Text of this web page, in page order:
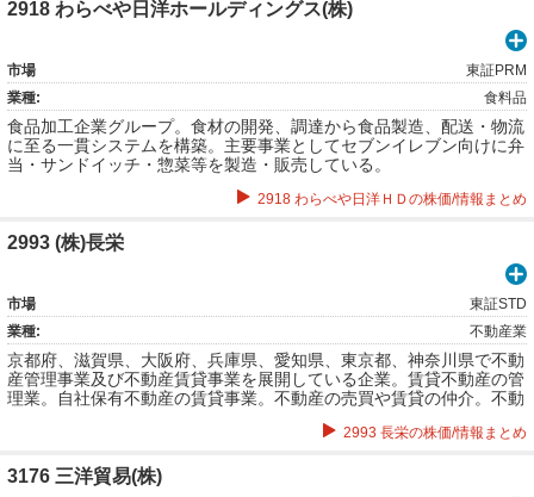
2918 わらべや日洋ホールディングス(株)
市場
東証PRM
業種:
食料品
食品加工企業グループ。食材の開発、調達から食品製造、配送・物流
に至る一貫システムを構築。主要事業としてセブンイレブン向けに弁
当・サンドイッチ・惣菜等を製造・販売している。
2918 わらべや日洋ＨＤの株価/情報まとめ
2993 (株)長栄
市場
東証STD
業種:
不動産業
京都府、滋賀県、大阪府、兵庫県、愛知県、東京都、神奈川県で不動
産管理事業及び不動産賃貸事業を展開している企業。賃貸不動産の管
理業。自社保有不動産の賃貸事業。不動産の売買や賃貸の仲介。不動
2993 長栄の株価/情報まとめ
3176 三洋貿易(株)